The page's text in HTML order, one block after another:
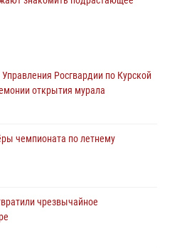
Росгвардии по Курской
открытия мурала
чемпионата по летнему
чрезвычайное